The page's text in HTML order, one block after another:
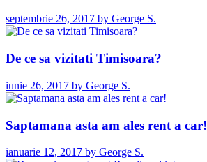
septembrie 26, 2017 by George S.
De ce sa vizitati Timisoara?
iunie 26, 2017 by George S.
Saptamana asta am ales rent a car!
ianuarie 12, 2017 by George S.